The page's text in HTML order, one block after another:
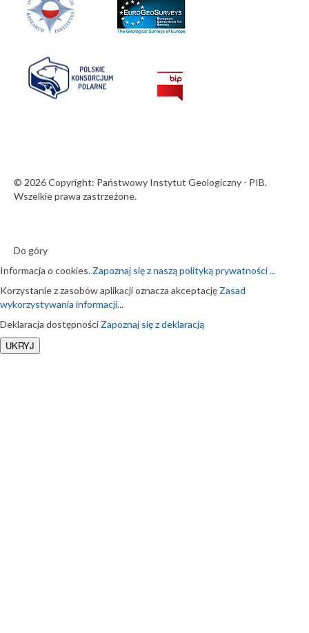
© 2026 Copyright: Państwowy Instytut Geologiczny - PIB.
Wszelkie prawa zastrzeżone.
Do góry
Informacja o cookies. Zapoznaj się z naszą polityką prywatności ...
Korzystanie z zasobów aplikacji oznacza akceptację Zasad
wykorzystywania informacji...
Deklaracja dostępności Zapoznaj się z deklaracją